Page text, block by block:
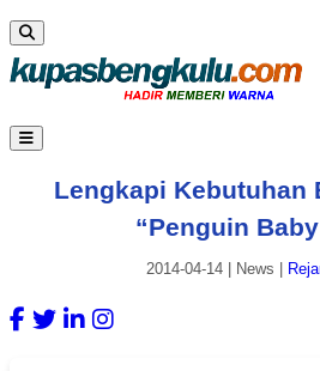
Lengkapi Kebutuhan
“Penguin
2014-04-14 News